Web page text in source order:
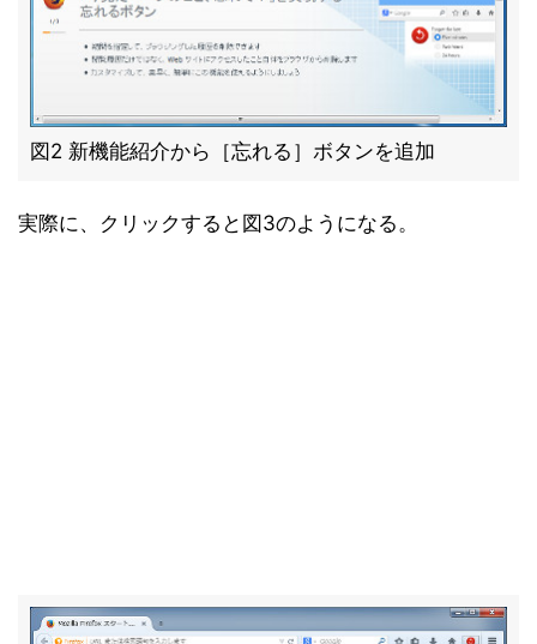
図2 新機能紹介から［忘れる］ボタンを追加
実際に、クリックすると図3のようになる。